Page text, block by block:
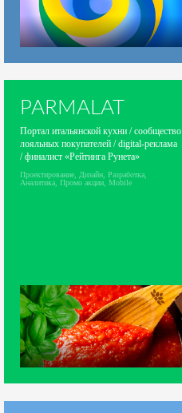
PARMALAT
Портал итальянской кухни / сообщество
лояльных покупателей / digital-реклама
/ финалист «Рейтинга Рунета»
Проектирование, Дизайн, Разработка,
Аналитика, Промо акции, Mobile